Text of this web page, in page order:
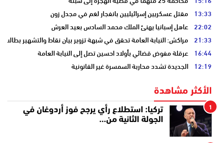
13:33 مقتل عسكريين إسرائيليين بانفجار لغم في مجدل زون
22:02 عاهل إسبانيا يهنئ الملك محمد السادس بعيد العرش
21:33 مراكش: النيابة العامة تحقق في شبهة تزوير بيان نقاط والتشهير بطالب
16:44 عرقلة مفوض قضائي بأولاد احسين تصل إلى النيابة العامة
12:19 الجديدة تشدد محاربة السمسرة غير القانونية
الأكثر مشاهدة
1
تركيا: استطلاع رأي يرجح فوز أردوغان في
الجولة الثانية من…